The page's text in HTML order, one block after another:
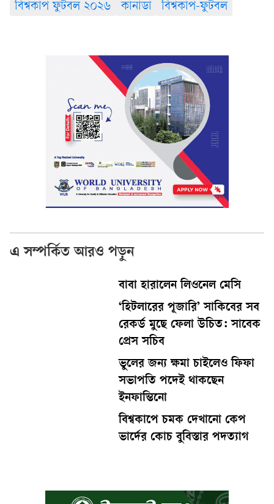
বিশ্বকাপ ফুটবল ২০২৬
কানাডা বিশ্বকাপ-ফুটবল
এ সম্পর্কিত আরও পড়ুন
বাবা হারালেন লিওনেল মেসি
‘হিটলারের পূজারি’ সাকিবের সব
রেকর্ড মুছে ফেলা উচিত: সাবেক
প্রেস সচিব
ভুলের জন্য ক্ষমা চাইলেও ফিফা
সভাপতি পদেই থাকছেন
ইনফান্তিনো
বিশ্বকাপে চমক দেখানো কেপ
ভার্দের কোচ বুবিস্তার পদত্যাগ